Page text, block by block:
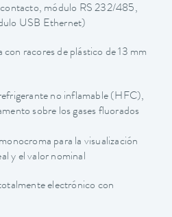
módulo RS 232/485,
USB Ethernet)
con racores de plástico de 13 mm
no inflamable (HFC),
sobre los gases fluorados
para la visualización
y el valor nominal
electrónico con